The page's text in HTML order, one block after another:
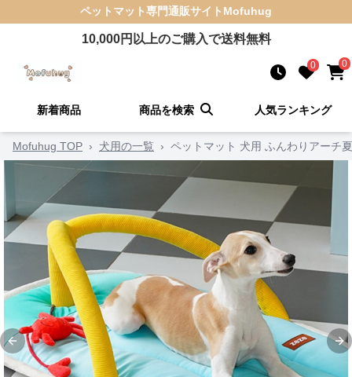
ペットマット専門通販サイト Mofuhug
10,000円以上のご購入で送料無料
0 0
新着商品 商品を検索 人気ランキング
Mofuhug TOP › 犬用の一覧 › ペットマット 犬用 ふんわりアーチ
Previous slide